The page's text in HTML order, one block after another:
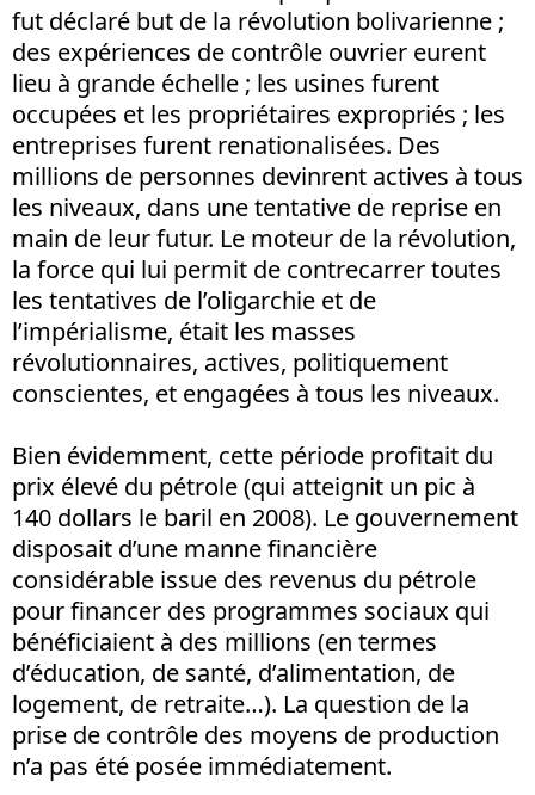
fut déclaré but de la révolution bolivarienne ;
des expériences de contrôle ouvrier eurent
lieu à grande échelle ; les usines furent
occupées et les propriétaires expropriés ; les
entreprises furent renationalisées. Des
millions de personnes devinrent actives à tous
les niveaux, dans une tentative de reprise en
main de leur futur. Le moteur de la révolution,
la force qui lui permit de contrecarrer toutes
les tentatives de l’oligarchie et de
l’impérialisme, était les masses
révolutionnaires, actives, politiquement
conscientes, et engagées à tous les niveaux.
Bien évidemment, cette période profitait du
prix élevé du pétrole (qui atteignit un pic à
140 dollars le baril en 2008). Le gouvernement
disposait d’une manne financière
considérable issue des revenus du pétrole
pour financer des programmes sociaux qui
bénéficiaient à des millions (en termes
d’éducation, de santé, d’alimentation, de
logement, de retraite…). La question de la
prise de contrôle des moyens de production
n’a pas été posée immédiatement.